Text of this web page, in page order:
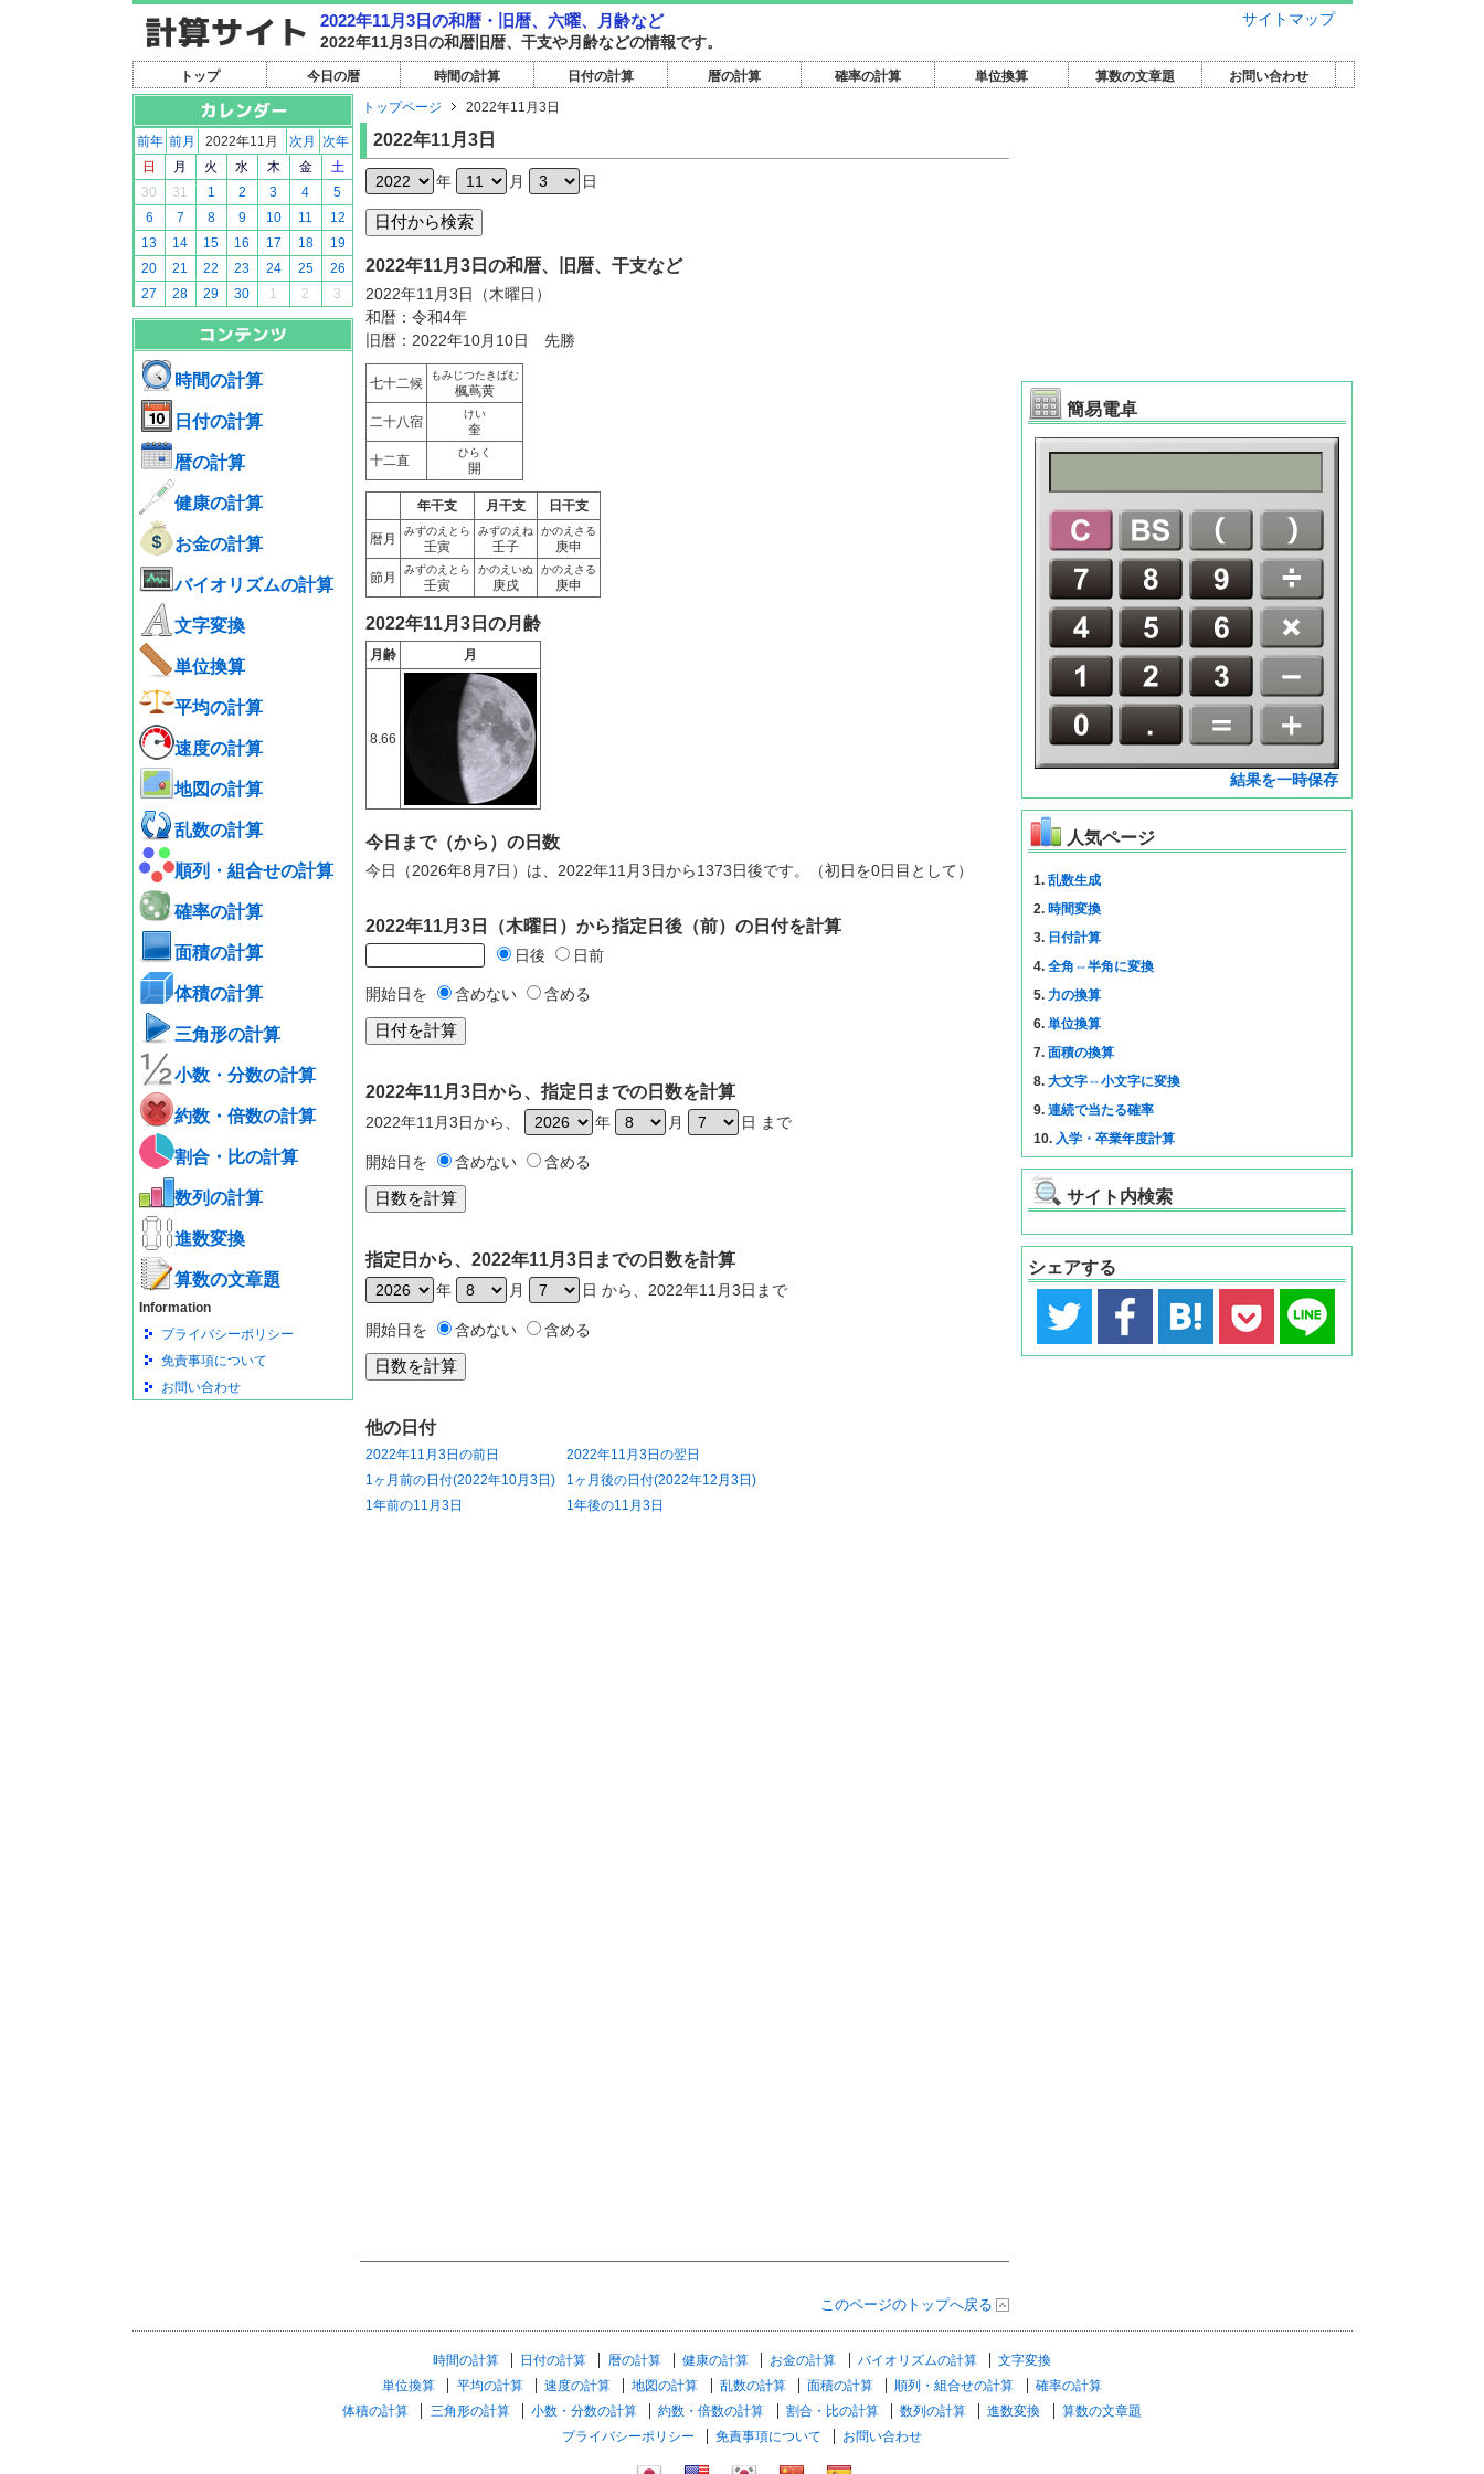
サイトマップ
2022年11月3日の和暦・旧暦、六曜、月齢など
2022年11月3日の和暦旧暦、干支や月齢などの情報です。
トップ 今日の暦 時間の計算 日付の計算 暦の計算 確率の計算 単位換算 算数の文章題 お問い合わせ
前年 前月 2022年11月 次月
次年
日
月 火 水 木 金
土
30
31 1 2 3 4
5
6
7 8 9 10 11
12
13
14 15 16 17 18
19
20
21 22 23 24 25
26
27
28 29 30 1 2 3
時間の計算
日付の計算
暦の計算
健康の計算
お金の計算
バイオリズムの計算
文字変換
単位換算
平均の計算
速度の計算
地図の計算
乱数の計算
順列・組合せの計算
確率の計算
面積の計算
体積の計算
三角形の計算
小数・分数の計算
約数・倍数の計算
割合・比の計算
数列の計算
進数変換
算数の文章題
Information
プライバシーポリシー
免責事項について
お問い合わせ
トップページ 2022年11月3日
2022年11月3日
年 月 日
2022年11月3日の和暦、旧暦、干支など
2022年11月3日（木曜日）
和暦：令和4年
旧暦：2022年10月10日 先勝
七十二候
もみじつたきばむ
楓蔦黄
二十八宿
けい
奎
十二直
ひらく
開
年干支 月干支 日干支
暦月
みずのえとら
壬寅
みずのえね
壬子
かのえさる
庚申
節月
みずのえとら
壬寅
かのえいぬ
庚戌
かのえさる
庚申
2022年11月3日の月齢
月齢 月
8.66
今日まで（から）の日数
今日（2026年8月7日）は、2022年11月3日から1373日後です。（初日を0日目として）
2022年11月3日（木曜日）から指定日後（前）の日付を計算
日後 日前
開始日を 含めない 含める
2022年11月3日から、指定日までの日数を計算
2022年11月3日から、 年 月 日 まで
開始日を 含めない 含める
指定日から、2022年11月3日までの日数を計算
年 月 日 から、2022年11月3日まで
開始日を 含めない 含める
他の日付
2022年11月3日の前日
2022年11月3日の翌日
1ヶ月前の日付(2022年10月3日)
1ヶ月後の日付(2022年12月3日)
1年前の11月3日
1年後の11月3日
このページのトップへ戻る
簡易電卓
結果を一時保存
人気ページ
1. 乱数生成
2. 時間変換
3. 日付計算
4. 全角⇔半角に変換
5. 力の換算
6. 単位換算
7. 面積の換算
8. 大文字⇔小文字に変換
9. 連続で当たる確率
10. 入学・卒業年度計算
サイト内検索
シェアする
時間の計算 日付の計算 暦の計算 健康の計算 お金の計算 バイオリズムの計算
文字変換
単位換算
平均の計算 速度の計算 地図の計算 乱数の計算 面積の計算 順列・組合せの計算
確率の計算
体積の計算
三角形の計算 小数・分数の計算 約数・倍数の計算 割合・比の計算 数列の計算 進数変換
算数の文章題
プライバシーポリシー
免責事項について お問い合わせ